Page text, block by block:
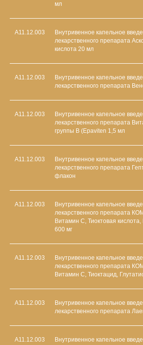
мл
A11.12.003
Внутривенное капельное
лекарственного препарата
кислота 20 мл
A11.12.003
Внутривенное капельное
лекарственного препарата
A11.12.003
Внутривенное капельное
лекарственного препарата
группы В (Epaviten 1,5 мл
A11.12.003
Внутривенное капельное
лекарственного препарата
флакон
A11.12.003
Внутривенное капельное
лекарственного препарата
Витамин С, Тиоктовая кислота,
600 мг
A11.12.003
Внутривенное капельное
лекарственного препарата
Витамин С, Тиоктацид,
A11.12.003
Внутривенное капельное
лекарственного препарата
A11.12.003
Внутривенное капельное